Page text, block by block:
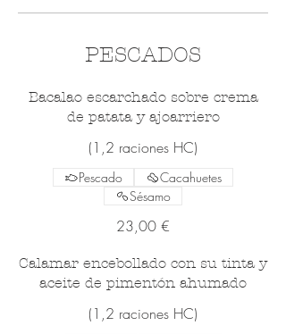
PESCADOS
Bacalao escarchado sobre crema
de patata y ajoarriero
(1,2 raciones HC)
23,00 €
Pescado
Cacahuetes
Sésamo
Calamar encebollado con su tinta y
aceite de pimentón ahumado
(1,2 raciones HC)